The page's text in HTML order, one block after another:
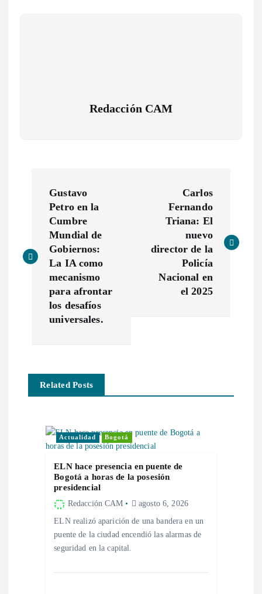
Redacción CAM
e
Gustavo
Petro en la
Cumbre
Mundial de
Gobiernos:
La IA como
mecanismo
para afrontar
los desafíos
universales.
Carlos
Fernando
Triana: El
nuevo
director de la
Policía
Nacional en
el 2025
Related Posts
Actualidad Bogotá
ELN hace presencia en puente de
Bogotá a horas de la posesión
presidencial
Redacción CAM agosto 6, 2026
ELN realizó aparición de una bandera en un
puente de la ciudad encendió las alarmas de
seguridad en la capital.